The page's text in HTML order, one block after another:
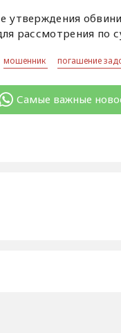
утверждения
рассмотрения по
мошенник погашение
Самые важные